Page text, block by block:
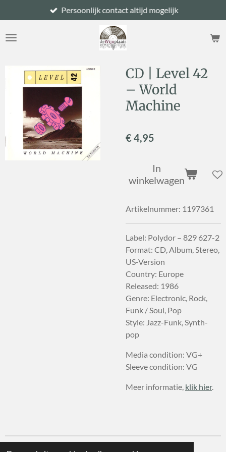
direct
naar
Persoonlijk contact altijd mogelijk
CD | Level 42
– World
Machine
€ 4,95
In
winkelwagen
Artikelnummer: 1197361
Label: Polydor – 829 627-2
Format: CD, Album, Stereo,
US-Version
Country: Europe
Released: 1986
Genre: Electronic, Rock,
Funk / Soul, Pop
Style: Jazz-Funk, Synth-
pop
Media condition: VG+
Sleeve condition: VG
Meer informatie, klik hier.